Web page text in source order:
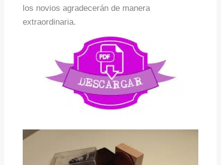
los novios agradecerán de manera
extraordinaria.